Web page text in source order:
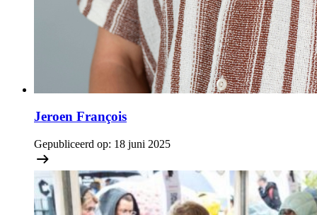
Jeroen François
Gepubliceerd op: 18 juni 2025